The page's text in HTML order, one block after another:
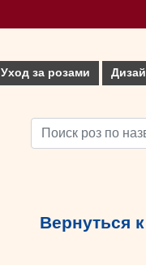
Уход за розами
Вернуться